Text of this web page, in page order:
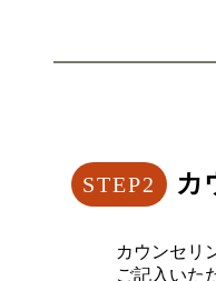
カ
カウンセリ
ご記入いた